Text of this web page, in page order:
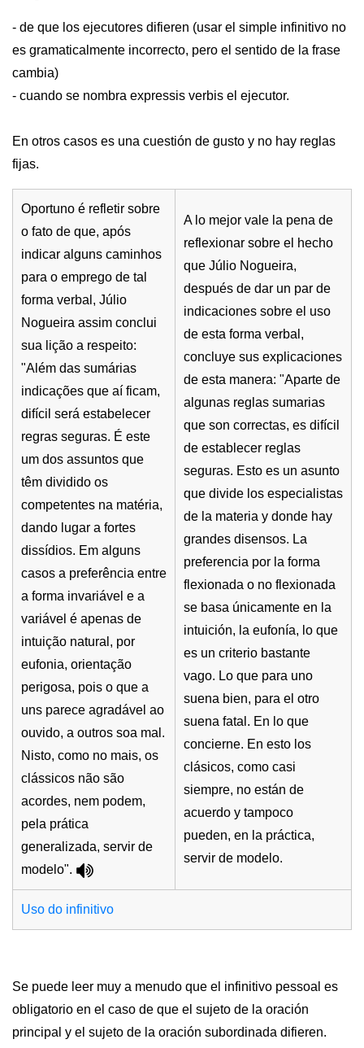
- de que los ejecutores difieren (usar el simple infinitivo no
es gramaticalmente incorrecto, pero el sentido de la frase
cambia)
- cuando se nombra expressis verbis el ejecutor.
En otros casos es una cuestión de gusto y no hay reglas
fijas.
Oportuno é refletir sobre
o fato de que, após
indicar alguns caminhos
para o emprego de tal
forma verbal, Júlio
Nogueira assim conclui
sua lição a respeito:
"Além das sumárias
indicações que aí ficam,
difícil será estabelecer
regras seguras. É este
um dos assuntos que
têm dividido os
competentes na matéria,
dando lugar a fortes
dissídios. Em alguns
casos a preferência entre
a forma invariável e a
variável é apenas de
intuição natural, por
eufonia, orientação
perigosa, pois o que a
uns parece agradável ao
ouvido, a outros soa mal.
Nisto, como no mais, os
clássicos não são
acordes, nem podem,
pela prática
generalizada, servir de
modelo".
A lo mejor vale la pena de
reflexionar sobre el hecho
que Júlio Nogueira,
después de dar un par de
indicaciones sobre el uso
de esta forma verbal,
concluye sus explicaciones
de esta manera: "Aparte de
algunas reglas sumarias
que son correctas, es difícil
de establecer reglas
seguras. Esto es un asunto
que divide los especialistas
de la materia y donde hay
grandes disensos. La
preferencia por la forma
flexionada o no flexionada
se basa únicamente en la
intuición, la eufonía, lo que
es un criterio bastante
vago. Lo que para uno
suena bien, para el otro
suena fatal. En lo que
concierne. En esto los
clásicos, como casi
siempre, no están de
acuerdo y tampoco
pueden, en la práctica,
servir de modelo.
Uso do infinitivo
Se puede leer muy a menudo que el infinitivo pessoal es
obligatorio en el caso de que el sujeto de la oración
principal y el sujeto de la oración subordinada difieren.